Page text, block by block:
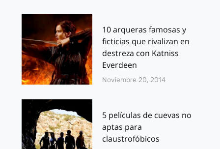
10 arqueras famosas y
ficticias que rivalizan en
destreza con Katniss
Everdeen
Noviembre 20, 2014
5 películas de cuevas no
aptas para
claustrofóbicos